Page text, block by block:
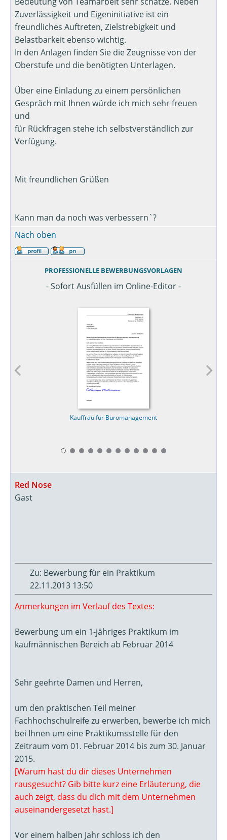
Zuverlässigkeit und Eigeninitiative ist ein
freundliches Auftreten, Zielstrebigkeit und
Belastbarkeit ebenso wichtig.
In den Anlagen finden Sie die Zeugnisse von der
Oberstufe und die benötigten Unterlagen.
Über eine Einladung zu einem persönlichen
Gespräch mit Ihnen würde ich mich sehr freuen
und
für Rückfragen stehe ich selbstverständlich zur
Verfügung.
Mit freundlichen Grüßen
Kann man da noch was verbessern`?
Nach oben
PROFESSIONELLE BEWERBUNGSVORLAGEN
- Sofort Ausfüllen im Online-Editor -
Kauffrau für Büromanagement
Red Nose
Gast
Zu: Bewerbung für ein Praktikum
22.11.2013 13:50
Anmerkungen im Verlauf des Textes:
Bewerbung um ein 1-jähriges Praktikum im
kaufmännischen Bereich ab Februar 2014
Sehr geehrte Damen und Herren,
um den praktischen Teil meiner
Fachhochschulreife zu erwerben, bewerbe ich mich
bei Ihnen um eine Praktikumsstelle für den
Zeitraum vom 01. Februar 2014 bis zum 30. Januar
2015.
[Warum hast du dir dieses Unternehmen
rausgesucht? Gib bitte kurz eine Erläuterung, die
auch zeigt, dass du dich mit dem Unternehmen
auseinandergesetzt hast.]
Vor einem halben Jahr schloss ich den